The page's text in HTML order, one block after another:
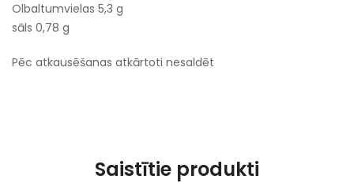
Olbaltumvielas 5,3 g
sāls 0,78 g
Pēc atkausēšanas atkārtoti nesaldēt
Saistītie produkti